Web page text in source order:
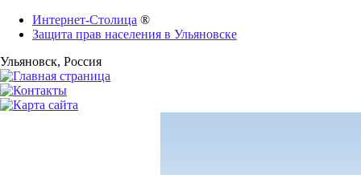
Интернет-Столица ®
Защита прав населения в Ульяновске
Ульяновск, Россия